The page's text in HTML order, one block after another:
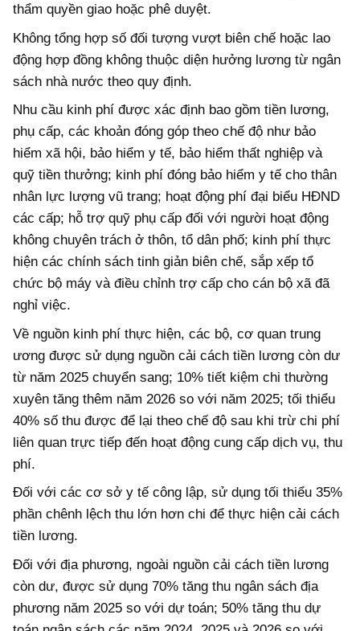
thẩm quyền giao hoặc phê duyệt.
Không tổng hợp số đối tượng vượt biên chế hoặc lao
động hợp đồng không thuộc diện hưởng lương từ ngân
sách nhà nước theo quy định.
Nhu cầu kinh phí được xác định bao gồm tiền lương,
phụ cấp, các khoản đóng góp theo chế độ như bảo
hiểm xã hội, bảo hiểm y tế, bảo hiểm thất nghiệp và
quỹ tiền thưởng; kinh phí đóng bảo hiểm y tế cho thân
nhân lực lượng vũ trang; hoạt động phí đại biểu HĐND
các cấp; hỗ trợ quỹ phụ cấp đối với người hoạt động
không chuyên trách ở thôn, tổ dân phố; kinh phí thực
hiện các chính sách tinh giản biên chế, sắp xếp tổ
chức bộ máy và điều chỉnh trợ cấp cho cán bộ xã đã
nghỉ việc.
Về nguồn kinh phí thực hiện, các bộ, cơ quan trung
ương được sử dụng nguồn cải cách tiền lương còn dư
từ năm 2025 chuyển sang; 10% tiết kiệm chi thường
xuyên tăng thêm năm 2026 so với năm 2025; tối thiểu
40% số thu được để lại theo chế độ sau khi trừ chi phí
liên quan trực tiếp đến hoạt động cung cấp dịch vụ, thu
phí.
Đối với các cơ sở y tế công lập, sử dụng tối thiểu 35%
phần chênh lệch thu lớn hơn chi để thực hiện cải cách
tiền lương.
Đối với địa phương, ngoài nguồn cải cách tiền lương
còn dư, được sử dụng 70% tăng thu ngân sách địa
phương năm 2025 so với dự toán; 50% tăng thu dự